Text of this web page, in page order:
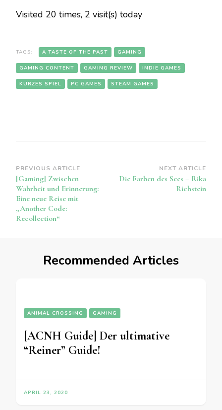
Visited 20 times, 2 visit(s) today
TAGS: A TASTE OF THE PAST GAMING
GAMING CONTENT GAMING REVIEW INDIE GAMES
KURZES SPIEL PC GAMES STEAM GAMES
Post
Navigation
PREVIOUS ARTICLE
[Gaming] Zwischen
Wahrheit und Erinnerung:
Eine neue Reise mit
„Another Code:
Recollection“
NEXT ARTICLE
Die Farben des Sees – Rika
Richstein
Recommended Articles
ANIMAL CROSSING GAMING
[ACNH Guide] Der ultimative
“Reiner” Guide!
APRIL 23, 2020